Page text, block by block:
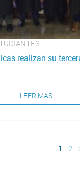
realizan su
LEER MÁS
1 2